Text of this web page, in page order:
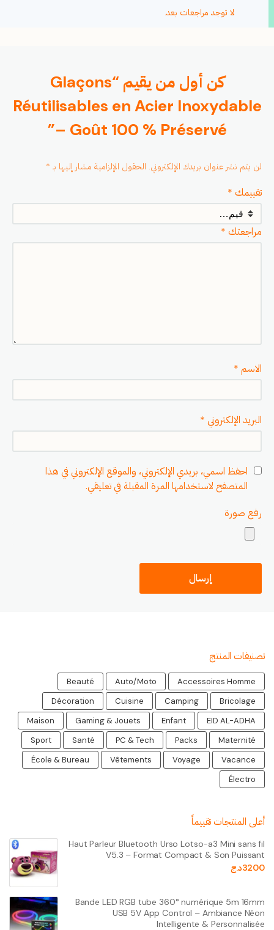
لا توجد مراجعات بعد.
كن أول من يقيم “Glaçons
Réutilisables en Acier Inoxydable
– Goût 100 % Préservé”
لن يتم نشر عنوان بريدك الإلكتروني. الحقول الإلزامية مشار إليها بـ *
تقييمك *
مراجعتك *
الاسم *
البريد الإلكتروني *
احفظ اسمي، بريدي الإلكتروني، والموقع الإلكتروني في هذا
المتصفح لاستخدامها المرة المقبلة في تعليقي.
رفع صورة
تصنيفات المنتج
Accessoires Homme
Auto/Moto
Beauté
Bricolage
Camping
Cuisine
Décoration
EID AL-ADHA
Enfant
Gaming & Jouets
Maison
Maternité
Packs
PC & Tech
Santé
Sport
Vacance
Voyage
Vêtements
École & Bureau
Électro
أعلى المنتجات تقييماً
Haut Parleur Bluetooth Urso Lotso-a3 Mini sans fil
V5.3 – Format Compact & Son Puissant
3200د.ج
Bande LED RGB tube 360° numérique 5m 16mm
USB 5V App Control – Ambiance Néon
Intelligente & Personnalisée